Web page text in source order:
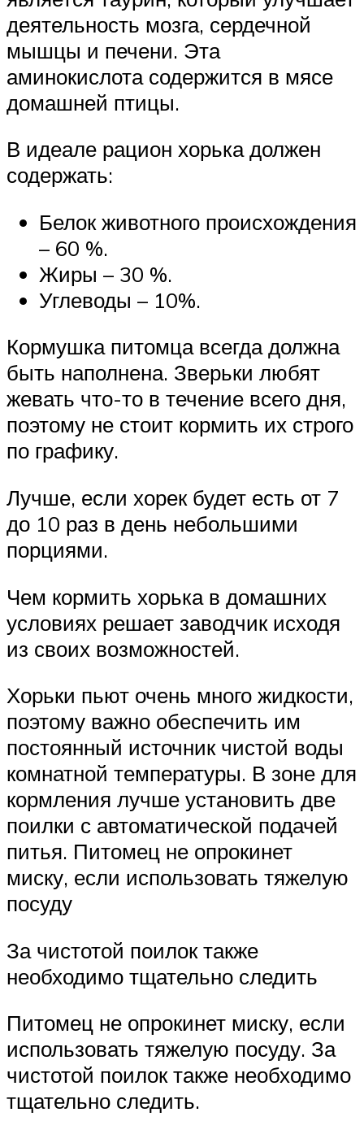
деятельность мозга, сердечной
мышцы и печени. Эта
аминокислота содержится в мясе
домашней птицы.
В идеале рацион хорька должен
содержать:
Белок животного происхождения
– 60 %.
Жиры – 30 %.
Углеводы – 10%.
Кормушка питомца всегда должна
быть наполнена. Зверьки любят
жевать что-то в течение всего дня,
поэтому не стоит кормить их строго
по графику.
Лучше, если хорек будет есть от 7
до 10 раз в день небольшими
порциями.
Чем кормить хорька в домашних
условиях решает заводчик исходя
из своих возможностей.
Хорьки пьют очень много жидкости,
поэтому важно обеспечить им
постоянный источник чистой воды
комнатной температуры. В зоне для
кормления лучше установить две
поилки с автоматической подачей
питья. Питомец не опрокинет
миску, если использовать тяжелую
посуду
За чистотой поилок также
необходимо тщательно следить
Питомец не опрокинет миску, если
использовать тяжелую посуду. За
чистотой поилок также необходимо
тщательно следить.